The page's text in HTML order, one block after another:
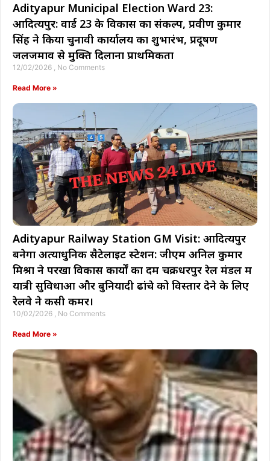
Adityapur Municipal Election Ward 23:
आदित्यपुर: वार्ड 23 के विकास का संकल्प, प्रवीण कुमार
सिंह ने किया चुनावी कार्यालय का शुभारंभ, प्रदूषण
जलजमाव से मुक्ति दिलाना प्राथमिकता
12/02/2026 No Comments
Read More »
Adityapur Railway Station GM Visit: आदित्यपुर
बनेगा अत्याधुनिक सैटेलाइट स्टेशन: जीएम अनिल कुमार
मिश्रा ने परखा विकास कार्यों का दम ​चक्रधरपुर रेल मंडल में
यात्री सुविधाओं और बुनियादी ढांचे को विस्तार देने के लिए
रेलवे ने कसी कमर।
10/02/2026 No Comments
Read More »